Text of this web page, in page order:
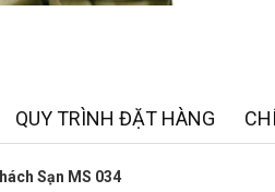
QUY TRÌNH ĐẶT HÀNG
Sạn MS 034